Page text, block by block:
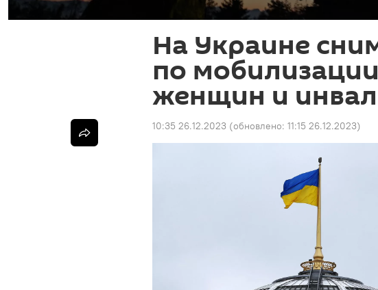
На Украине
по
женщин и
10:35 26.12.2023 (обновлено: 11:15 26.12.2023)